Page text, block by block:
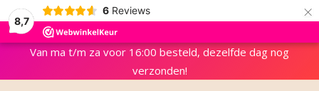
8,7
6 Reviews ×
Van ma t/m za voor 16:00 besteld, dezelfde dag nog
verzonden!